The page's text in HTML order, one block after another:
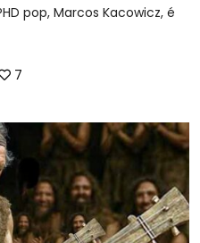
pop, Marcos Kacowicz, é
7